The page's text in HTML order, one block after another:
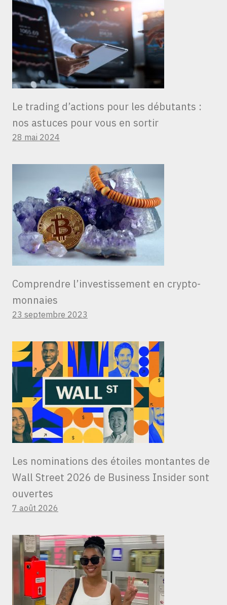
Le trading d’actions pour les débutants :
nos astuces pour vous en sortir
28 mai 2024
Comprendre l’investissement en crypto-
monnaies
23 septembre 2023
Les nominations des étoiles montantes de
Wall Street 2026 de Business Insider sont
ouvertes
7 août 2026